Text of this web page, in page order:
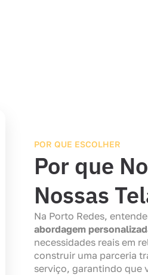
POR QUE ESCOLHER
Por que
Nossas
Na Porto Redes,
abordagem
necessidades reais em
construir uma parceria
serviço, garantindo que